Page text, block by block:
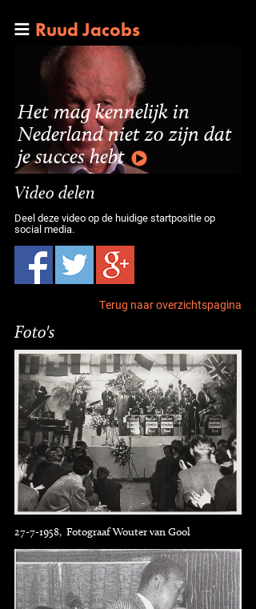
Ruud Jacobs
Het mag kennelijk in
Nederland niet zo zijn dat
je succes hebt
Video delen
Deel deze video op de huidige startpositie op
social media.
Terug naar overzichtspagina
Foto's
27-7-1958, Fotograaf Wouter van Gool